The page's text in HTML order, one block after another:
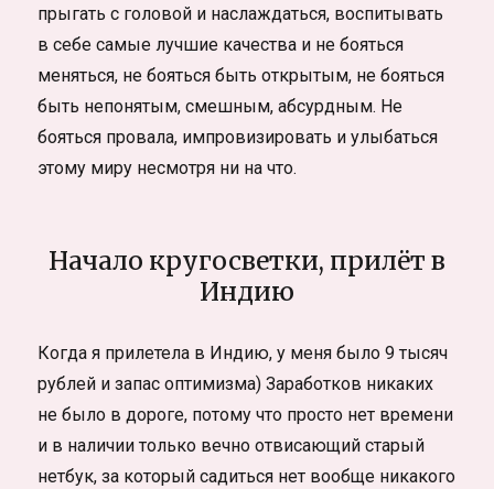
прыгать с головой и наслаждаться, воспитывать
в себе самые лучшие качества и не бояться
меняться, не бояться быть открытым, не бояться
быть непонятым, смешным, абсурдным. Не
бояться провала, импровизировать и улыбаться
этому миру несмотря ни на что.
Начало кругосветки, прилёт в
Индию
Когда я прилетела в Индию, у меня было 9 тысяч
рублей и запас оптимизма) Заработков никаких
не было в дороге, потому что просто нет времени
и в наличии только вечно отвисающий старый
нетбук, за который садиться нет вообще никакого